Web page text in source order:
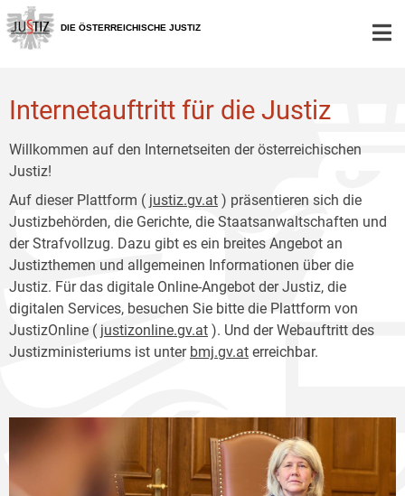
Zur
Hauptnavigation
[1]
Zum
Inhalt
[2]
DIE ÖSTERREICHISCHE JUSTIZ
Internetauftritt für die Justiz
Willkommen auf den Internetseiten der österreichischen
Justiz!
Auf dieser Plattform ( justiz.gv.at ) präsentieren sich die
Justizbehörden, die Gerichte, die Staatsanwaltschaften und
der Strafvollzug. Dazu gibt es ein breites Angebot an
Justizthemen und allgemeinen Informationen über die
Justiz. Für das digitale Online-Angebot der Justiz, die
digitalen Services, besuchen Sie bitte die Plattform von
JustizOnline ( justizonline.gv.at ). Und der Webauftritt des
Justizministeriums ist unter bmj.gv.at erreichbar.